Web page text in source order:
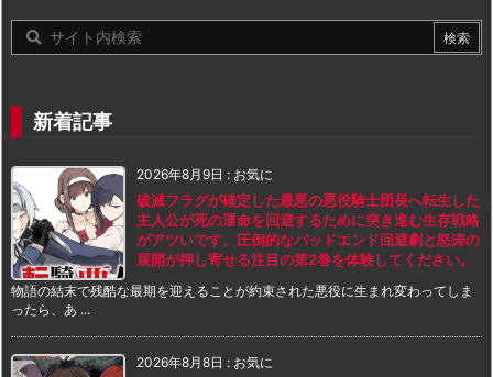
新着記事
2026年8月9日 : お気に
破滅フラグが確定した最悪の悪役騎士団長へ転生した
主人公が死の運命を回避するために突き進む生存戦略
がアツいです。圧倒的なバッドエンド回避劇と怒涛の
展開が押し寄せる注目の第2巻を体験してください。
物語の結末で残酷な最期を迎えることが約束された悪役に生まれ変わってしま
ったら、あ ...
2026年8月8日 : お気に